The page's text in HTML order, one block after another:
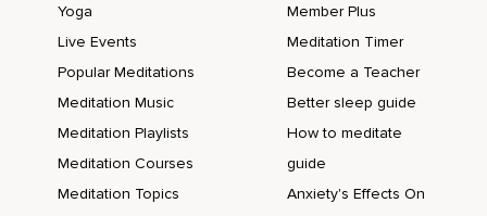
met de aura's van een ongelofelijk aantal wezens.
En alles wat je daarvoor nodig hebt,
Is te bedenken dat je bestond als een lichtwezen,
Voordat je een lichaam van je ouders geleend had.
Yoga
Live Events
Popular Meditations
Meditation Music
Meditation Playlists
Meditation Courses
Meditation Topics
Member Plus
Meditation Timer
Become a Teacher
Better sleep guide
How to meditate
guide
Anxiety's Effects On